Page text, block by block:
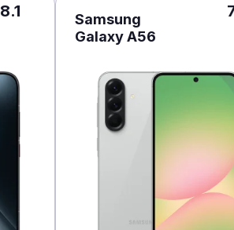
8.1
Samsung
Galaxy A56